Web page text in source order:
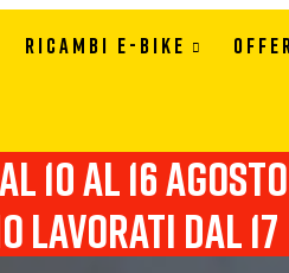
RICAMBI E-BIKE
10 al 16
lavorati dal 17